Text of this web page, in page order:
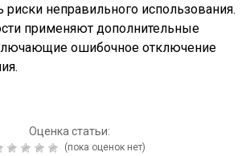
неправильного использования.
применяют дополнительные
ошибочное отключение
Оценка статьи:
(пока оценок нет)